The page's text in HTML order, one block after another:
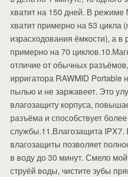
хватит на 150 дней. В режиме
хватит примерно на 53 цикла
израсходования ёмкости), а
примерно на 70
отличие от обычных
ирригатора RAWMID Portable
пылью и не заржавеет. Это
влагозащиту корпуса,
разъёма и способствует
службы.11.Влагозащита IPX7.
влагозащиты позволяет
в воду до 30 минут. Смело
струёй воды, чистите зубы